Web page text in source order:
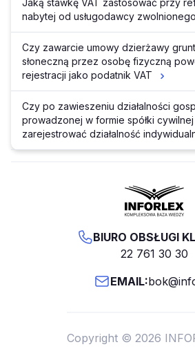
Jaką stawkę VAT zastosować przy
nabytej od usługodawcy
Czy zawarcie umowy dzierżawy
słoneczną przez osobę fizyczną
rejestracji jako podatnik VAT
Czy po zawieszeniu działalności
prowadzonej w formie spółki
zarejestrować działalność
BIURO OBSŁUGI
22 761 30 30
EMAIL:
Copyright © 2026